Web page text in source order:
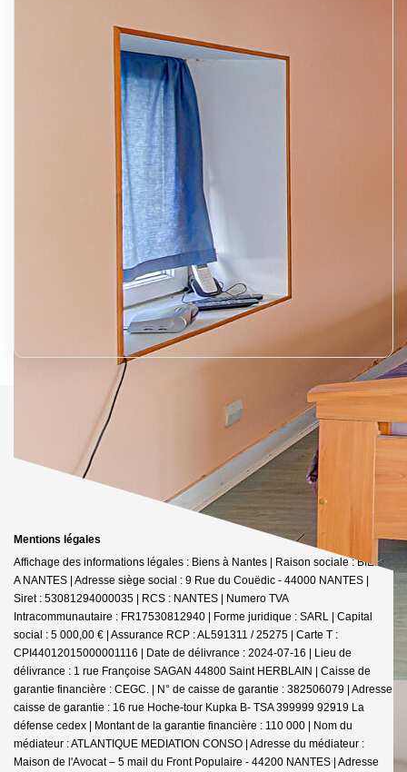
Mentions légales
Affichage des informations légales : Biens à Nantes | Raison sociale : BIENS
A NANTES | Adresse siège social : 9 Rue du Couëdic - 44000 NANTES |
Siret : 53081294000035 | RCS : NANTES | Numero TVA
Intracommunautaire : FR17530812940 | Forme juridique : SARL | Capital
social : 5 000,00 € | Assurance RCP : AL591311 / 25275 | Carte T :
CPI44012015000001116 | Date de délivrance : 2024-07-16 | Lieu de
délivrance : 1 rue Françoise SAGAN 44800 Saint HERBLAIN | Caisse de
garantie financière : CEGC. | N° de caisse de garantie : 382506079 | Adresse
caisse de garantie : 16 rue Hoche-tour Kupka B- TSA 399999 92919 La
défense cedex | Montant de la garantie financière : 110 000 | Nom du
médiateur : ATLANTIQUE MEDIATION CONSO | Adresse du médiateur :
Maison de l'Avocat – 5 mail du Front Populaire - 44200 NANTES | Adresse